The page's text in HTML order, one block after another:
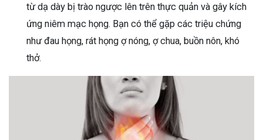
từ dạ dày bị trào ngược lên trên thực quản và gây kích
ứng niêm mạc họng. Bạn có thể gặp các triệu chứng
như đau họng, rát họng ợ nóng, ợ chua, buồn nôn, khó
thở.